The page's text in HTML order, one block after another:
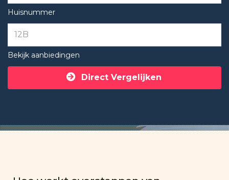
Huisnummer
Bekijk aanbiedingen
Direct Vergelijken